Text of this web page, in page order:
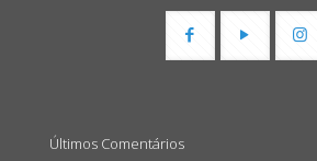
Últimos Comentários